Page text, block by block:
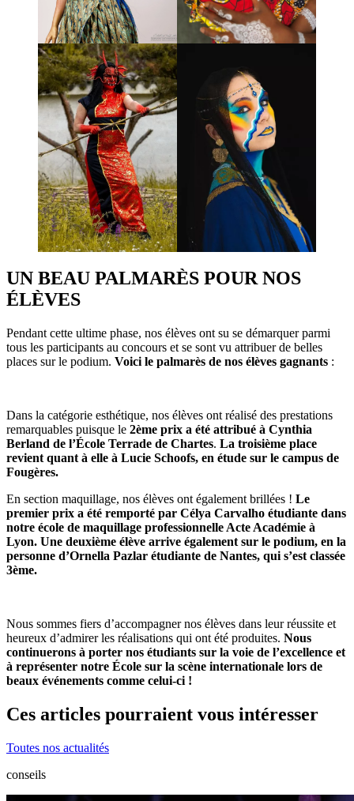
UN BEAU PALMARÈS POUR NOS
ÉLÈVES
Pendant cette ultime phase, nos élèves ont su se démarquer parmi
tous les participants au concours et se sont vu attribuer de belles
places sur le podium. Voici le palmarès de nos élèves gagnants :
Dans la catégorie esthétique, nos élèves ont réalisé des prestations
remarquables puisque le 2ème prix a été attribué à Cynthia
Berland de l’École Terrade de Chartes. La troisième place
revient quant à elle à Lucie Schoofs, en étude sur le campus de
Fougères.
En section maquillage, nos élèves ont également brillées ! Le
premier prix a été remporté par Célya Carvalho étudiante dans
notre école de maquillage professionnelle Acte Académie à
Lyon. Une deuxième élève arrive également sur le podium, en la
personne d’Ornella Pazlar étudiante de Nantes, qui s’est classée
3ème.
Nous sommes fiers d’accompagner nos élèves dans leur réussite et
heureux d’admirer les réalisations qui ont été produites. Nous
continuerons à porter nos étudiants sur la voie de l’excellence et
à représenter notre École sur la scène internationale lors de
beaux événements comme celui-ci !
Ces articles pourraient vous intéresser
Toutes nos actualités
conseils